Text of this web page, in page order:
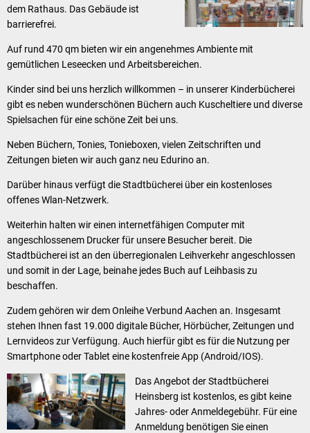
dem Rathaus. Das Gebäude ist
barrierefrei.
Auf rund 470 qm bieten wir ein angenehmes Ambiente mit
gemütlichen Leseecken und Arbeitsbereichen.
Kinder sind bei uns herzlich willkommen – in unserer Kinderbücherei
gibt es neben wunderschönen Büchern auch Kuscheltiere und diverse
Spielsachen für eine schöne Zeit bei uns.
Neben Büchern, Tonies, Tonieboxen, vielen Zeitschriften und
Zeitungen bieten wir auch ganz neu Edurino an.
Darüber hinaus verfügt die Stadtbücherei über ein kostenloses
offenes Wlan-Netzwerk.
Weiterhin halten wir einen internetfähigen Computer mit
angeschlossenem Drucker für unsere Besucher bereit. Die
Stadtbücherei ist an den überregionalen Leihverkehr angeschlossen
und somit in der Lage, beinahe jedes Buch auf Leihbasis zu
beschaffen.
Zudem gehören wir dem Onleihe Verbund Aachen an. Insgesamt
stehen Ihnen fast 19.000 digitale Bücher, Hörbücher, Zeitungen und
Lernvideos zur Verfügung. Auch hierfür gibt es für die Nutzung per
Smartphone oder Tablet eine kostenfreie App (Android/IOS).
Das Angebot der Stadtbücherei
Heinsberg ist kostenlos, es gibt keine
Jahres- oder Anmeldegebühr. Für eine
Anmeldung benötigen Sie einen